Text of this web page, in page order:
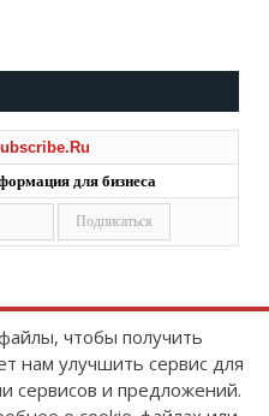
для бизнеса
2026FinanceTimes
в Роскомнадзоре
чтобы получить
нам улучшить сервис для
сервисов и предложений.